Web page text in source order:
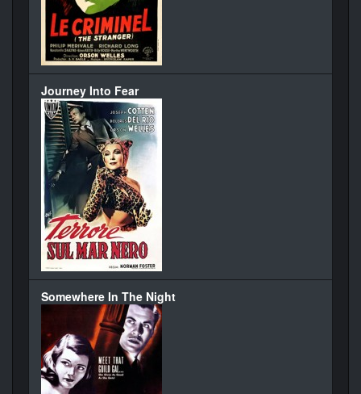
Journey Into Fear
Somewhere In The Night